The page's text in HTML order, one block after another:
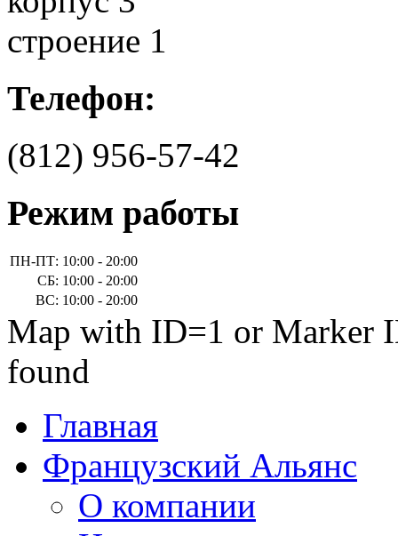
строение 1
Телефон:
(812) 956-57-42
Режим работы
ПН-ПТ: 10:00 - 20:00
СБ: 10:00 - 20:00
ВС: 10:00 - 20:00
Map with ID=1 or Marker
found
Главная
Французский Альянс
О компании